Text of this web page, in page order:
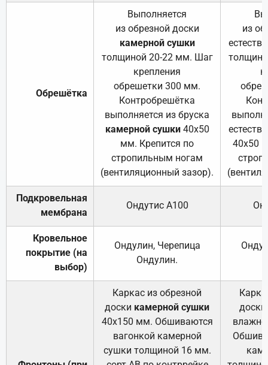
Обрешётка
Выполняется
из обрезной доски
камерной сушки
толщиной 20-22 мм. Шаг
крепления
обрешетки 300 мм.
Контробрешётка
выполняется из бруска
камерной сушки40х50
мм. Крепится по
стропильным ногам
(вентиляционный зазор).
из
40х50
Подкровельная
мембрана
Ондутис А100
Кровельное
покрытие (на
выбор)
Ондулин, Черепица
Ондулин.
Каркас из обрезной
доски камерной сушки
40х150 мм. Обшиваются
вагонкой камерной
сушки толщиной 16 мм.
доски